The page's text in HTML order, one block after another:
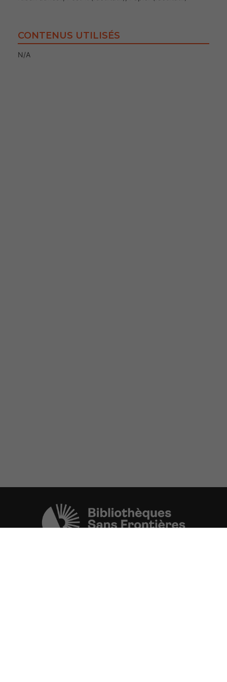
CONTENUS UTILISÉS
N/A